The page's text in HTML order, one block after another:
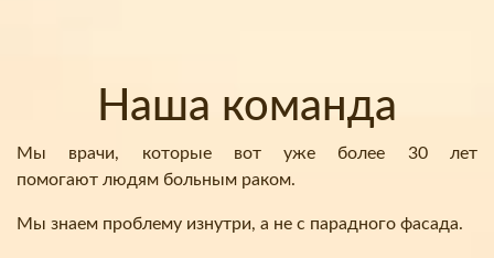
Наша команда
Мы врачи, которые вот уже более 30 лет
помогают людям больным раком.
Мы знаем проблему изнутри, а не с парадного фасада.